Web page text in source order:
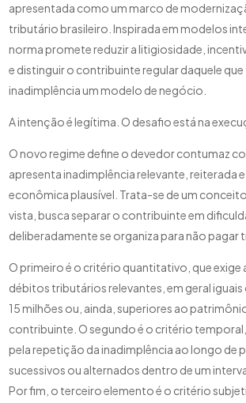
apresentada como um marco de
tributário brasileiro. Inspirada em modelos
norma promete reduzir a litigiosidade,
e distinguir o contribuinte regular daquele que
inadimplência um modelo de negócio.
A intenção é legítima. O desafio está na
O novo regime define o devedor contumaz
apresenta inadimplência relevante, reiterada
econômica plausível. Trata-se de um
vista, busca separar o contribuinte em
deliberadamente se organiza para não pagar
O primeiro é o critério quantitativo, que exige
débitos tributários relevantes, em geral iguais
15 milhões ou, ainda, superiores ao
contribuinte. O segundo é o critério
pela repetição da inadimplência ao longo de
sucessivos ou alternados dentro de um
Por fim, o terceiro elemento é o critério